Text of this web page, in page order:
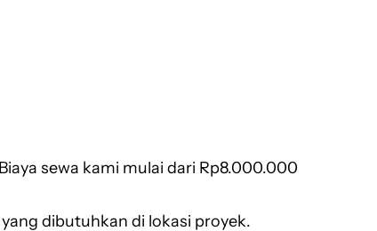
sewa kami mulai dari Rp8.000.000
dibutuhkan di lokasi proyek.